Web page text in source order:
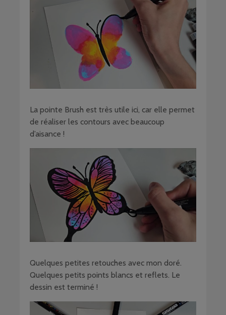
La pointe Brush est très utile ici, car elle permet
de réaliser les contours avec beaucoup
d’aisance !
Quelques petites retouches avec mon doré.
Quelques petits points blancs et reflets. Le
dessin est terminé !